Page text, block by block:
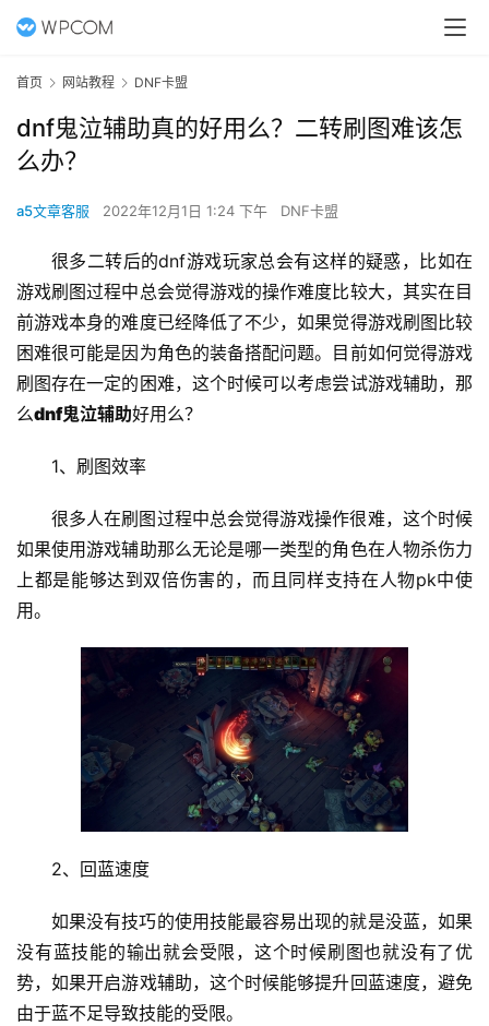
首页 网站教程 DNF卡盟
dnf鬼泣辅助真的好用么？二转刷图难该怎
么办？
a5文章客服 2022年12月1日 1:24 下午 DNF卡盟
很多二转后的dnf游戏玩家总会有这样的疑惑，比如在
游戏刷图过程中总会觉得游戏的操作难度比较大，其实在目
前游戏本身的难度已经降低了不少，如果觉得游戏刷图比较
困难很可能是因为角色的装备搭配问题。目前如何觉得游戏
刷图存在一定的困难，这个时候可以考虑尝试游戏辅助，那
么dnf鬼泣辅助好用么？
1、刷图效率
很多人在刷图过程中总会觉得游戏操作很难，这个时候
如果使用游戏辅助那么无论是哪一类型的角色在人物杀伤力
上都是能够达到双倍伤害的，而且同样支持在人物pk中使
用。
2、回蓝速度
如果没有技巧的使用技能最容易出现的就是没蓝，如果
没有蓝技能的输出就会受限，这个时候刷图也就没有了优
势，如果开启游戏辅助，这个时候能够提升回蓝速度，避免
由于蓝不足导致技能的受限。